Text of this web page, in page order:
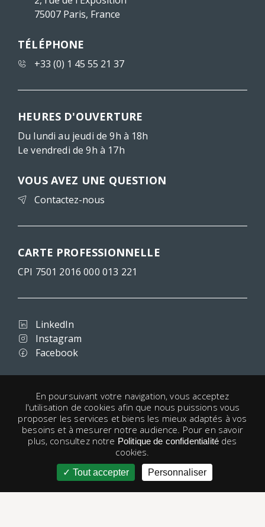
75007 Paris, France
TÉLÉPHONE
+33 (0) 1 45 55 21 37
HEURES D'OUVERTURE
Du lundi au jeudi de 9h à 18h
Le vendredi de 9h à 17h
VOUS AVEZ UNE QUESTION
Contactez-nous
CARTE PROFESSIONNELLE
CPI 7501 2016 000 013 221
LinkedIn
Instagram
Facebook
Conditions d'utilisation
Confidentialité
Mentions légales
Cookies
En poursuivant votre navigation, vous acceptez
l'utilisation de cookies afin que nous puissions vous
proposer les services et biens les mieux adaptés à vos
besoins et à mesurer notre audience. Pour en savoir
plus, consultez notre Politique de confidentialitédes
cookies.
Tout accepter Personnaliser